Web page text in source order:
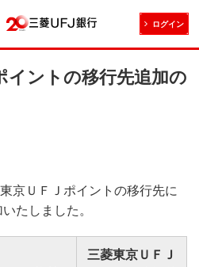
ログイン
イントの移行先追加の
京ＵＦＪポイントの移行先に
たしました。
三菱東京ＵＦＪ